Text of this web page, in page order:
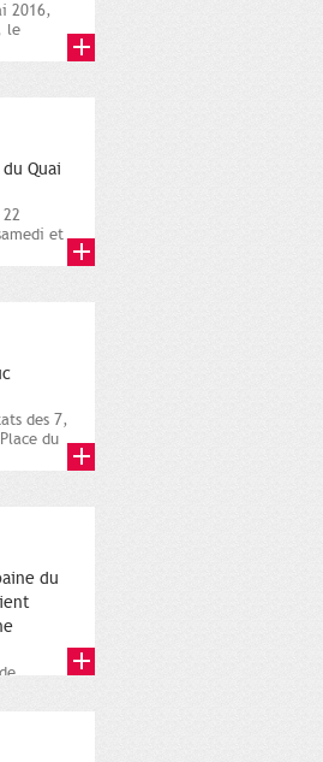
2016,
le
Quai
et
des 7,
du
du